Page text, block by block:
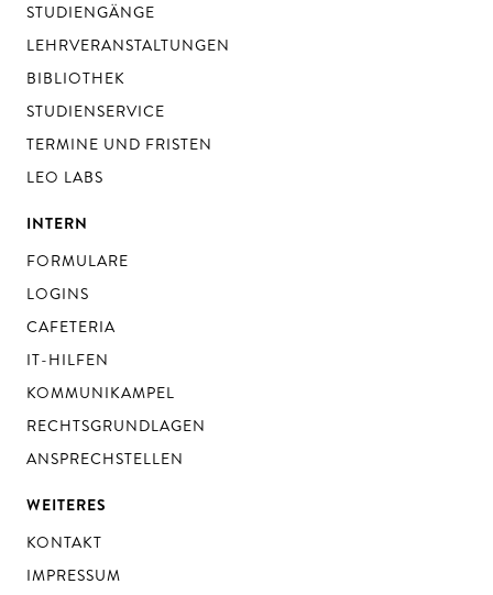
STUDIENGÄNGE
LEHRVERANSTALTUNGEN
BIBLIOTHEK
STUDIENSERVICE
TERMINE UND FRISTEN
LEO LABS
INTERN
FORMULARE
LOGINS
CAFETERIA
IT-HILFEN
KOMMUNIKAMPEL
RECHTSGRUNDLAGEN
ANSPRECHSTELLEN
WEITERES
KONTAKT
IMPRESSUM